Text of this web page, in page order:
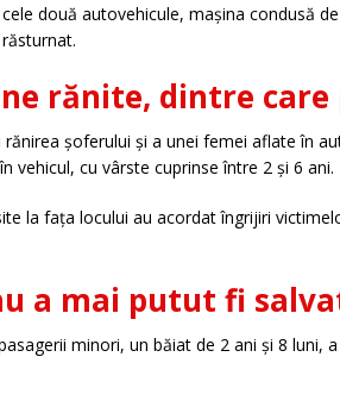
două autovehicule, mașina condusă
rănite, dintre
șoferului și a unei femei aflate în
vehicul, cu vârste cuprinse între 2 și 6 ani.
la fața locului au acordat îngrijiri
a mai putut fi
minori, un băiat de 2 ani și 8 luni,